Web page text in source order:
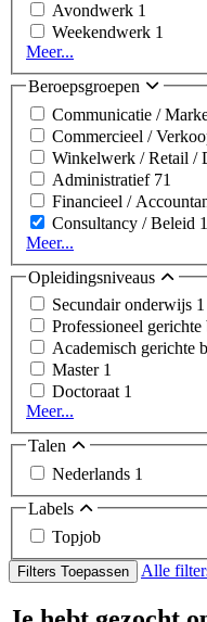
Avondwerk 1
Weekendwerk 1
Meer...
Beroepsgroepen
Communicatie /
Commercieel /
Winkelwerk / Retail /
Administratief 71
Financieel /
Consultancy / Beleid 1
Meer...
Opleidingsniveaus
Secundair onderwijs 1
Professioneel gerichte
Academisch gerichte
Master 1
Doctoraat 1
Meer...
Talen
Nederlands 1
Labels
Topjob
Filters Toepassen Alle